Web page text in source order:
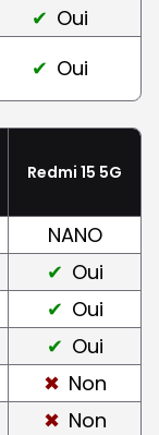
Oui
Oui
Redmi 15 5G
NANO
Oui
Oui
Oui
Non
Non